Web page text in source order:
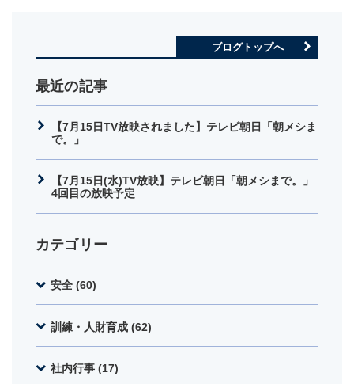
ブログトップへ
最近の記事
【7月15日TV放映されました】テレビ朝日「朝メシま
で。」
【7月15日(水)TV放映】テレビ朝日「朝メシまで。」
4回目の放映予定
カテゴリー
安全 (60)
訓練・人財育成 (62)
社内行事 (17)